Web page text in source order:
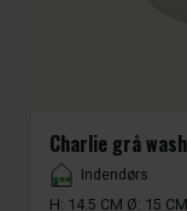
Charlie grå
Placement
Indendørs
H: 14.5 CM Ø: 15 CM